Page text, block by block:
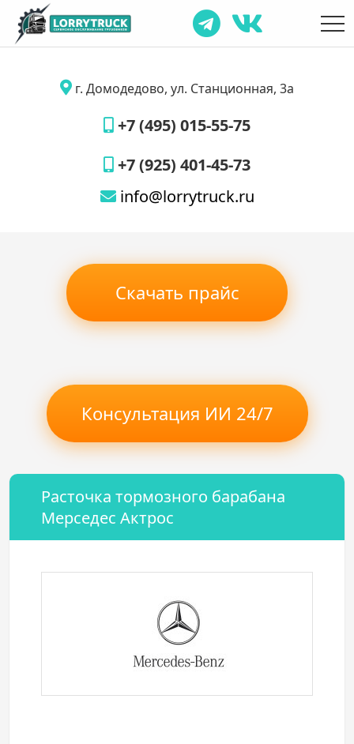
г. Домодедово, ул. Станционная, 3а
+7 (495) 015-55-75
+7 (925) 401-45-73
info@lorrytruck.ru
Скачать прайс
Консультация ИИ 24/7
Расточка тормозного барабана
Мерседес Актрос